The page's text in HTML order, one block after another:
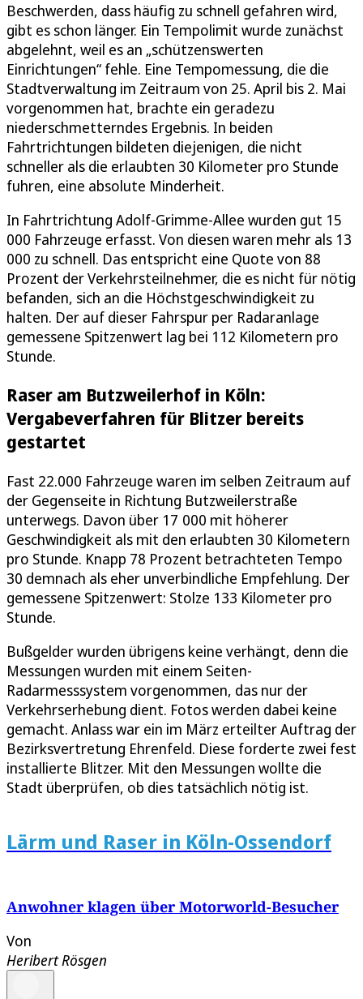
Beschwerden, dass häufig zu schnell gefahren wird,
gibt es schon länger. Ein Tempolimit wurde zunächst
abgelehnt, weil es an „schützenswerten
Einrichtungen“ fehle. Eine Tempomessung, die die
Stadtverwaltung im Zeitraum von 25. April bis 2. Mai
vorgenommen hat, brachte ein geradezu
niederschmetterndes Ergebnis. In beiden
Fahrtrichtungen bildeten diejenigen, die nicht
schneller als die erlaubten 30 Kilometer pro Stunde
fuhren, eine absolute Minderheit.
In Fahrtrichtung Adolf-Grimme-Allee wurden gut 15
000 Fahrzeuge erfasst. Von diesen waren mehr als 13
000 zu schnell. Das entspricht eine Quote von 88
Prozent der Verkehrsteilnehmer, die es nicht für nötig
befanden, sich an die Höchstgeschwindigkeit zu
halten. Der auf dieser Fahrspur per Radaranlage
gemessene Spitzenwert lag bei 112 Kilometern pro
Stunde.
Raser am Butzweilerhof in Köln:
Vergabeverfahren für Blitzer bereits
gestartet
Fast 22.000 Fahrzeuge waren im selben Zeitraum auf
der Gegenseite in Richtung Butzweilerstraße
unterwegs. Davon über 17 000 mit höherer
Geschwindigkeit als mit den erlaubten 30 Kilometern
pro Stunde. Knapp 78 Prozent betrachteten Tempo
30 demnach als eher unverbindliche Empfehlung. Der
gemessene Spitzenwert: Stolze 133 Kilometer pro
Stunde.
Bußgelder wurden übrigens keine verhängt, denn die
Messungen wurden mit einem Seiten-
Radarmesssystem vorgenommen, das nur der
Verkehrserhebung dient. Fotos werden dabei keine
gemacht. Anlass war ein im März erteilter Auftrag der
Bezirksvertretung Ehrenfeld. Diese forderte zwei fest
installierte Blitzer. Mit den Messungen wollte die
Stadt überprüfen, ob dies tatsächlich nötig ist.
Lärm und Raser in Köln-Ossendorf
Anwohner klagen über Motorworld-Besucher
Von
Heribert Rösgen